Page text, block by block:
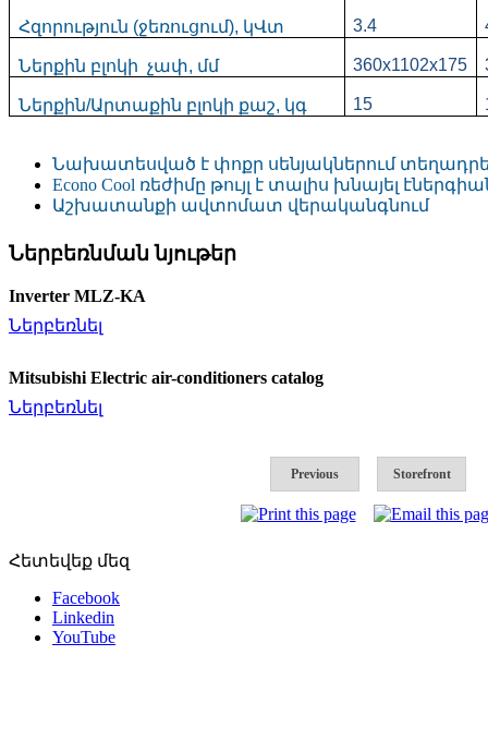
Հզորություն (ջեռուցում), կՎտ 3.4
Ներքին բլոկի չափ, մմ 360x1102x175
Ներքին/Արտաքին բլոկի քաշ, կգ 15
Նախատեսված է փոքր սենյակներում
Econo Cool ռեժիմը թույլ է տալիս խնայել
Աշխատանքի ավտոմատ վերականգնում
Ներբեռնման նյութեր
Inverter MLZ-KA
Ներբեռնել
Mitsubishi Electric air-conditioners catalog
Ներբեռնել
Previous Storefront
Հետեվեք մեզ
Facebook
Linkedin
YouTube